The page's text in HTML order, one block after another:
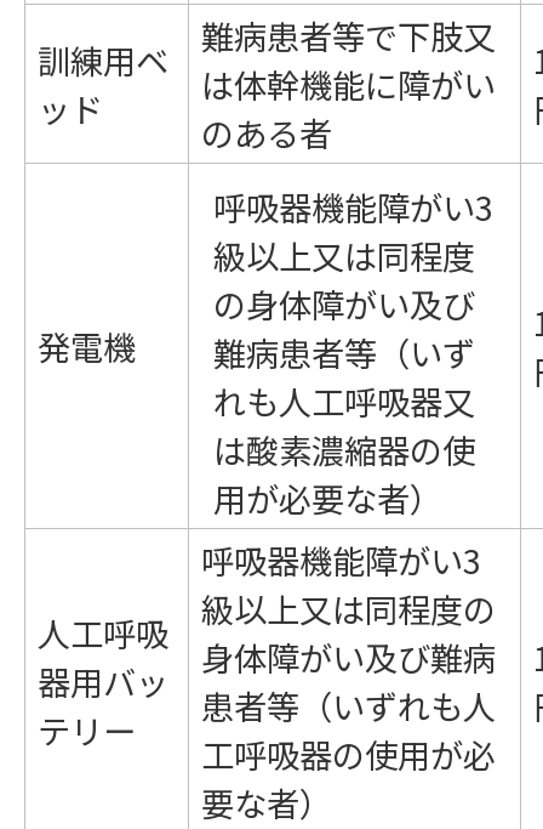
訓練用ベ
ッド
難病患者等で下肢又
は体幹機能に障がい
のある者
発電機
呼吸器機能障がい3
級以上又は同程度
の身体障がい及び
難病患者等（いず
れも人工呼吸器又
は酸素濃縮器の使
用が必要な者）
人工呼吸
器用バッ
テリー
呼吸器機能障がい3
級以上又は同程度の
身体障がい及び難病
患者等（いずれも人
工呼吸器の使用が必
要な者）